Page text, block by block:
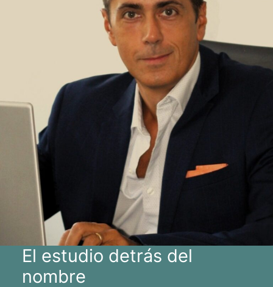
El estudio detrás del
nombre